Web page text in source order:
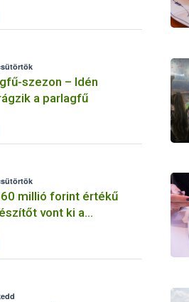
szezon – Idén
a parlagfű
millió forint értékű
vont ki a
Nébih